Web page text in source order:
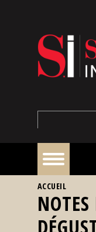
À
la
une
VOUS ÊTES ICI
ACCUEIL
NOTES